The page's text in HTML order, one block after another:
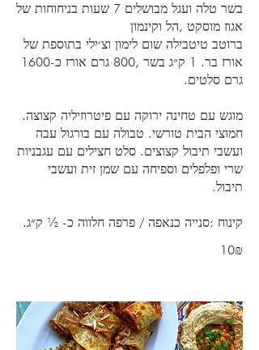
בשר טלה ועגל מבושלים 7 שעות בניחוחות של
ברוטב טיטבילה שום לימון וצ׳ילי בתוספת של
אורז בר. 1 ק״ג בשר ,800 גרם אורז כ-1600
מוגש עם טחינה ירוקה עם פיטרוזיליה קצוצה.
חמוצי הבית טורשי. טבולה עם בורגול עבה
ועשבי תיבול קצוצים. סלט חצילים עם עגבניות
שרי ופלפלים וספיחה עם שמן זית ועשבי
קינוח :סנייה כנאפה / פרפה חלווה כ- ½ ק״ג.
‏10 ‏₪